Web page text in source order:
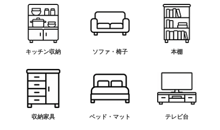
キッチン収納 ソファ・椅子 本棚
収納家具 ベッド・マット テレビ台